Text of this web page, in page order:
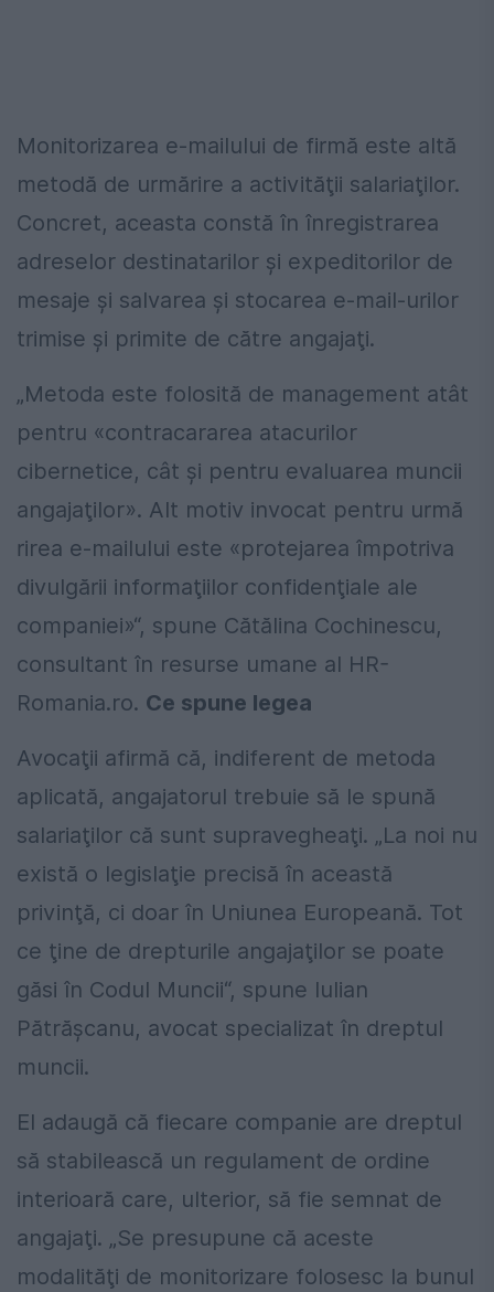
Monitorizarea e-mailului de firmă este altă
metodă de urmărire a activităţii salariaţilor.
Concret, aceasta constă în înregistrarea
adreselor destinatarilor şi expeditorilor de
mesaje şi salvarea şi stocarea e-mail-urilor
trimise şi primite de către angajaţi.
„Metoda este folosită de management atât
pentru «contracararea atacurilor
cibernetice, cât şi pentru evaluarea muncii
angajaţilor». Alt motiv invocat pentru urmă
rirea e-mailului este «protejarea împotriva
divulgării informaţiilor confidenţiale ale
companiei»“, spune Cătălina Cochinescu,
consultant în resurse umane al HR-
Romania.ro. Ce spune legea
Avocaţii afirmă că, indiferent de metoda
aplicată, angajatorul trebuie să le spună
salariaţilor că sunt supravegheaţi. „La noi nu
există o legislaţie precisă în această
privinţă, ci doar în Uniunea Europeană. Tot
ce ţine de drepturile angajaţilor se poate
găsi în Codul Muncii“, spune Iulian
Pătrăşcanu, avocat specializat în dreptul
muncii.
El adaugă că fiecare companie are dreptul
să stabilească un regulament de ordine
interioară care, ulterior, să fie semnat de
angajaţi. „Se presupune că aceste
modalităţi de monitorizare folosesc la bunul